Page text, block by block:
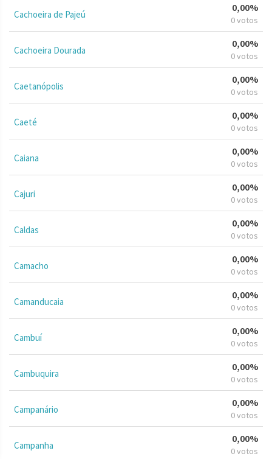
Cachoeira de Pajeú
0,00%
0 votos
Cachoeira Dourada
0,00%
0 votos
Caetanópolis
0,00%
0 votos
Caeté
0,00%
0 votos
Caiana
0,00%
0 votos
Cajuri
0,00%
0 votos
Caldas
0,00%
0 votos
Camacho
0,00%
0 votos
Camanducaia
0,00%
0 votos
Cambuí
0,00%
0 votos
Cambuquira
0,00%
0 votos
Campanário
0,00%
0 votos
Campanha
0,00%
0 votos